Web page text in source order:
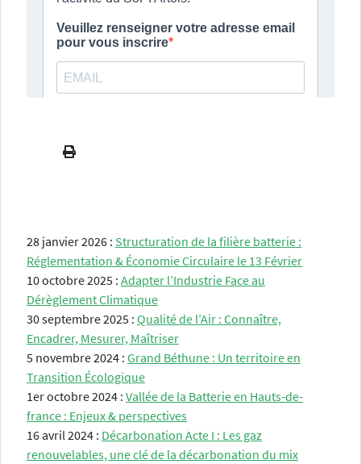
28 janvier 2026 : Structuration de la filière batterie :
Réglementation & Économie Circulaire le 13 Février
10 octobre 2025 : Adapter l’Industrie Face au
Dérèglement Climatique
30 septembre 2025 : Qualité de l’Air : Connaître,
Encadrer, Mesurer, Maîtriser
5 novembre 2024 : Grand Béthune : Un territoire en
Transition Écologique
1er octobre 2024 : Vallée de la Batterie en Hauts-de-
france : Enjeux & perspectives
16 avril 2024 : Décarbonation Acte I : Les gaz
renouvelables, une clé de la décarbonation du mix